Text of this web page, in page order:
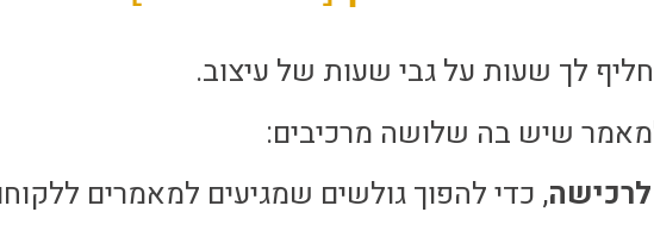
לך שעות על גבי שעות של עיצוב.
שיש בה שלושה מרכיבים:
, כדי להפוך גולשים שמגיעים למאמרים